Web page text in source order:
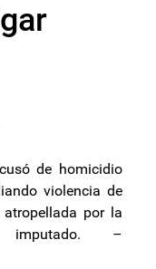
de homicidio
violencia de
por la
–